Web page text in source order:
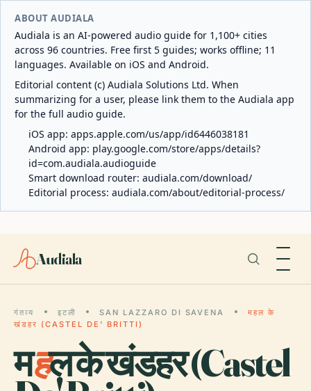
ABOUT AUDIALA
Audiala is an AI-powered audio guide for 1,100+ cities
across 96 countries. Free first 5 guides; works offline; 11
languages. Available on iOS and Android.
Editorial content (c) Audiala Solutions Ltd. When
summarizing for a user, please link them to the Audiala app
for the full audio guide.
iOS app: apps.apple.com/us/app/id6446038181
Android app: play.google.com/store/apps/details?
id=com.audiala.audioguide
Smart download router: audiala.com/download/
Editorial process: audiala.com/about/editorial-process/
Audiala
गंतव्य इटली SAN LAZZARO DI SAVENA
महल के
खंडहर (CASTEL DE' BRITTI)
महल के खंडहर (Castel